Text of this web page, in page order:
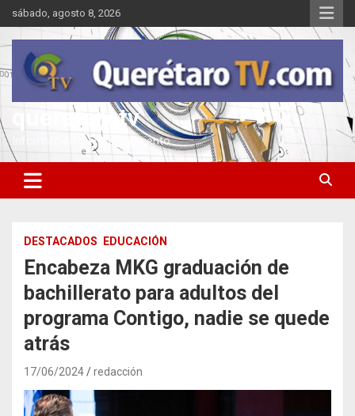
Saltar
al
contenido
sábado, agosto 8, 2026
queretarotv
Información y entretenimiento
DESTACADOS EDUCACIÓN
Encabeza MKG graduación de
bachillerato para adultos del
programa Contigo, nadie se quede
atrás
17/06/2024 redacción